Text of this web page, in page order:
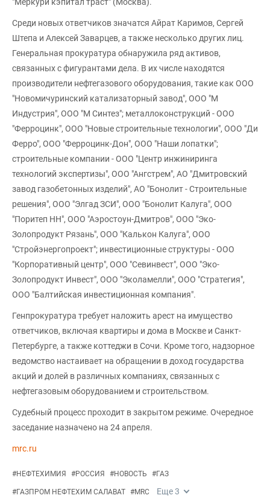
"Меркури кэпитал траст" (Москва).
Среди новых ответчиков значатся Айрат Каримов, Сергей
Штепа и Алексей Заварцев, а также несколько других лиц.
Генеральная прокуратура обнаружила ряд активов,
связанных с фигурантами дела. В их числе находятся
производители нефтегазового оборудования, такие как ООО
"Новомичуринский катализаторный завод", ООО "М
Индустрия", ООО "М Синтез"; металлоконструкций - ООО
"Ферроцинк", ООО "Новые строительные технологии", ООО "Ди
Ферро", ООО "Ферроцинк-Дон", ООО "Наши лопатки";
строительные компании - ООО "Центр инжиниринга
технологий экспертизы", ООО "Ангстрем", АО "Дмитровский
завод газобетонных изделий", АО "Бонолит - Строительные
решения", ООО "Элгад ЗСИ", ООО "Бонолит Калуга", ООО
"Поритеп НН", ООО "Аэростоун-Дмитров", ООО "Эко-
Золопродукт Рязань", ООО "Калькон Калуга", ООО
"Стройэнергопроект"; инвестиционные структуры - ООО
"Корпоративный центр", ООО "Севинвест", ООО "Эко-
Золопродукт Инвест", ООО "Эколамелли", ООО "Стратегия",
ООО "Балтийская инвестиционная компания".
Генпрокуратура требует наложить арест на имущество
ответчиков, включая квартиры и дома в Москве и Санкт-
Петербурге, а также коттеджи в Сочи. Кроме того, надзорное
ведомство настаивает на обращении в доход государства
акций и долей в различных компаниях, связанных с
нефтегазовым оборудованием и строительством.
Судебный процесс проходит в закрытом режиме. Очередное
заседание назначено на 24 апреля.
mrc.ru
#НЕФТЕХИМИЯ #РОССИЯ #НОВОСТЬ #ГАЗ
#ГАЗПРОМ НЕФТЕХИМ САЛАВАТ #MRC Еще3